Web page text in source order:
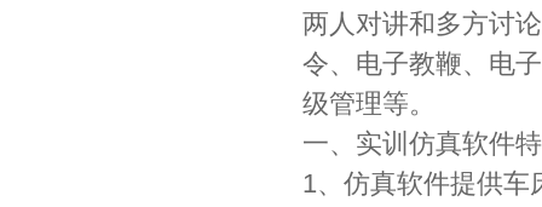
两人对讲和多方讨
令、电子教鞭、电
级管理等。
一、实训仿真软件
1、仿真软件提供车